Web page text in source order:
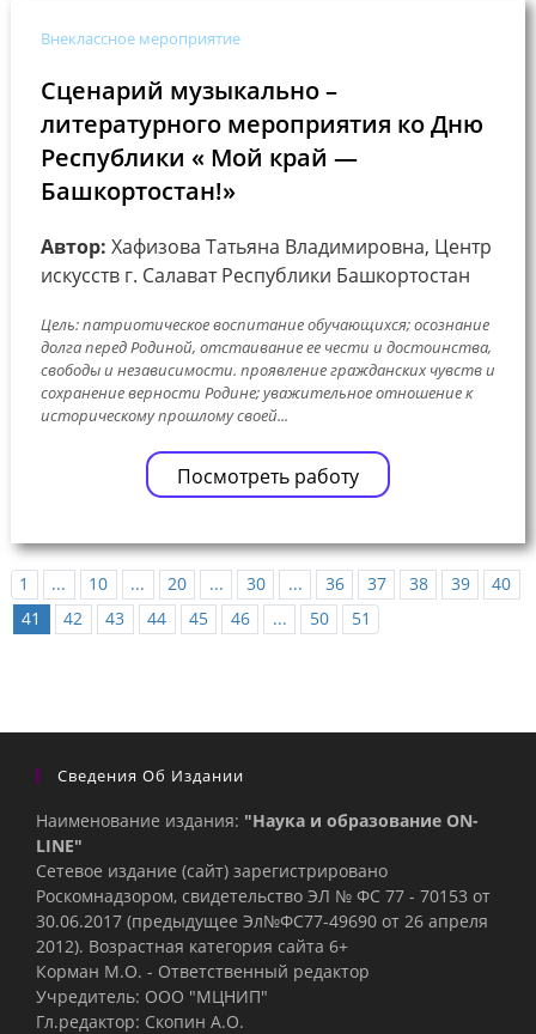
Внеклассное мероприятие
Сценарий музыкально –
литературного мероприятия ко Дню
Республики « Мой край —
Башкортостан!»
Автор: Хафизова Татьяна Владимировна, Центр
искусств г. Салават Республики Башкортостан
Цель: патриотическое воспитание обучающихся; осознание
долга перед Родиной, отстаивание ее чести и достоинства,
свободы и независимости. проявление гражданских чувств и
сохранение верности Родине; уважительное отношение к
историческому прошлому своей...
Посмотреть работу
1 ... 10 ... 20 ... 30 ... 36 37 38 39
40
41
42 43 44 45 46 ... 50 51
Сведения Об Издании
Наименование издания: "Наука и образование ON-
LINE"
Сетевое издание (сайт) зарегистрировано
Роскомнадзором, свидетельство ЭЛ № ФС 77 - 70153 от
30.06.2017 (предыдущее Эл№ФC77-49690 от 26 апреля
2012). Возрастная категория сайта 6+
Корман М.О. - Ответственный редактор
Учредитель: ООО "МЦНИП"
Гл.редактор: Скопин А.О.